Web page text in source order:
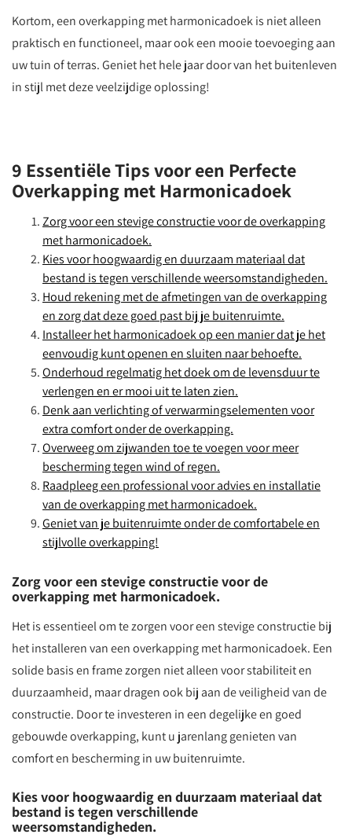
Kortom, een overkapping met harmonicadoek is niet alleen
praktisch en functioneel, maar ook een mooie toevoeging aan
uw tuin of terras. Geniet het hele jaar door van het buitenleven
in stijl met deze veelzijdige oplossing!
9 Essentiële Tips voor een Perfecte
Overkapping met Harmonicadoek
Zorg voor een stevige constructie voor de overkapping
met harmonicadoek.
Kies voor hoogwaardig en duurzaam materiaal dat
bestand is tegen verschillende weersomstandigheden.
Houd rekening met de afmetingen van de overkapping
en zorg dat deze goed past bij je buitenruimte.
Installeer het harmonicadoek op een manier dat je het
eenvoudig kunt openen en sluiten naar behoefte.
Onderhoud regelmatig het doek om de levensduur te
verlengen en er mooi uit te laten zien.
Denk aan verlichting of verwarmingselementen voor
extra comfort onder de overkapping.
Overweeg om zijwanden toe te voegen voor meer
bescherming tegen wind of regen.
Raadpleeg een professional voor advies en installatie
van de overkapping met harmonicadoek.
Geniet van je buitenruimte onder de comfortabele en
stijlvolle overkapping!
Zorg voor een stevige constructie voor de
overkapping met harmonicadoek.
Het is essentieel om te zorgen voor een stevige constructie bij
het installeren van een overkapping met harmonicadoek. Een
solide basis en frame zorgen niet alleen voor stabiliteit en
duurzaamheid, maar dragen ook bij aan de veiligheid van de
constructie. Door te investeren in een degelijke en goed
gebouwde overkapping, kunt u jarenlang genieten van
comfort en bescherming in uw buitenruimte.
Kies voor hoogwaardig en duurzaam materiaal dat
bestand is tegen verschillende
weersomstandigheden.